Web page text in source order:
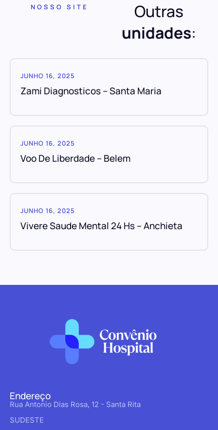
NOSSO SITE
Outras
unidades:
JUNHO 16, 2025
Zami Diagnosticos – Santa Maria
JUNHO 16, 2025
Voo De Liberdade – Belem
JUNHO 16, 2025
Vivere Saude Mental 24 Hs – Anchieta
Endereço
Rua Antonio Dias Rosa, 12 - Santa Rita
SUDESTE